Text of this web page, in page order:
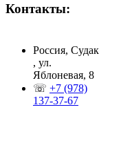
Контакты:
Россия, Судак
, ул.
Яблоневая, 8
☏ +7 (978)
137-37-67